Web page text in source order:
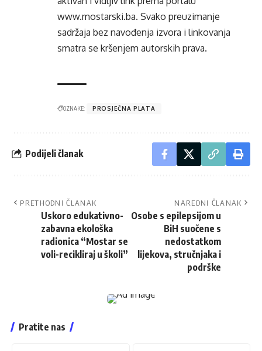
www.mostarski.ba. Svako preuzimanje
sadržaja bez navođenja izvora i linkovanja
smatra se kršenjem autorskih prava.
OZNAKE: PROSJEČNA PLATA
Podijeli članak
PRETHODNI ČLANAK
Uskoro edukativno-
zabavna ekološka
radionica “Mostar se
voli-recikliraj u školi”
NAREDNI ČLANAK
Osobe s epilepsijom u
BiH suočene s
nedostatkom
lijekova, stručnjaka i
podrške
Pratite nas